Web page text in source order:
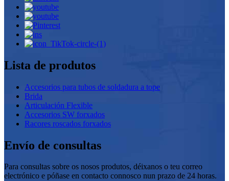
Lista de produtos
Accesorios para tubos de soldadura a tope
Brida
Articulación Flexible
Accesorios SW forxados
Racores roscados forxados
Envío de consultas
Para consultas sobre os nosos produtos, déixanos o teu correo
electrónico e póñase en contacto connosco nun prazo de 24 horas.